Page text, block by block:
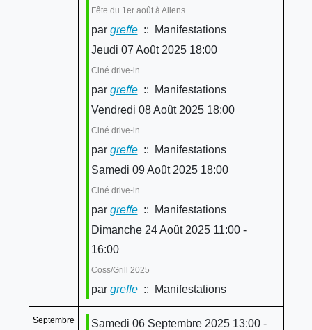
Fête du 1er août à Allens
par greffe:: Manifestations
Jeudi 07 Août 2025 18:00
Ciné drive-in
par greffe:: Manifestations
Vendredi 08 Août 2025 18:00
Ciné drive-in
par greffe:: Manifestations
Samedi 09 Août 2025 18:00
Ciné drive-in
par greffe:: Manifestations
Dimanche 24 Août 2025 11:00 -
16:00
Coss/Grill 2025
par greffe:: Manifestations
Septembre
Samedi 06 Septembre 2025 13:00 -